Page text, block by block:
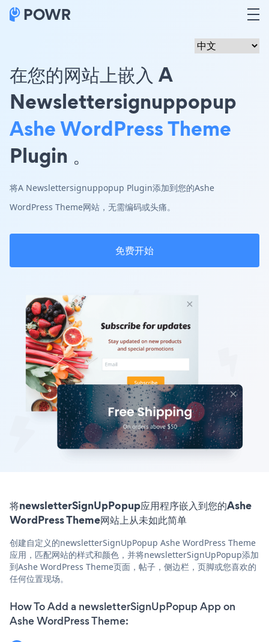
在您的网站上嵌入 A
Newslettersignuppopup
Ashe WordPress Theme
Plugin 。
将A Newslettersignuppopup Plugin添加到您的Ashe
WordPress Theme网站，无需编码或头痛。
免费开始
将newsletterSignUpPopup应用程序嵌入到您的Ashe
WordPress Theme网站上从未如此简单
创建自定义的newsletterSignUpPopup Ashe WordPress Theme
应用，匹配网站的样式和颜色，并将newsletterSignUpPopup添加
到Ashe WordPress Theme页面，帖子，侧边栏，页脚或您喜欢的
任何位置现场。
How To Add a newsletterSignUpPopup App on
Ashe WordPress Theme: